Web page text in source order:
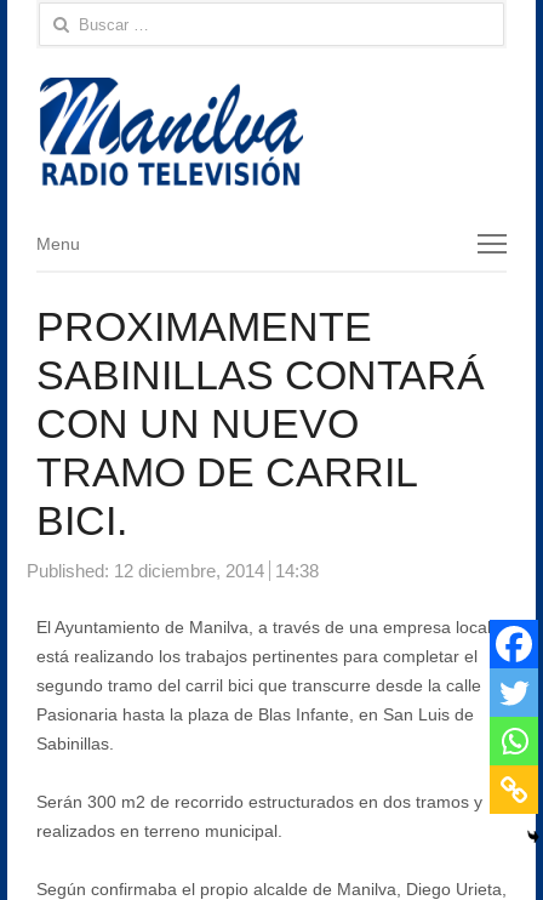
Buscar:
Menu
Menu
PROXIMAMENTE
SABINILLAS CONTARÁ
CON UN NUEVO
TRAMO DE CARRIL
BICI.
Published: 12 diciembre, 2014 14:38
El Ayuntamiento de Manilva, a través de una empresa local,
está realizando los trabajos pertinentes para completar el
segundo tramo del carril bici que transcurre desde la calle
Pasionaria hasta la plaza de Blas Infante, en San Luis de
Sabinillas.
Serán 300 m2 de recorrido estructurados en dos tramos y
realizados en terreno municipal.
Según confirmaba el propio alcalde de Manilva, Diego Urieta,